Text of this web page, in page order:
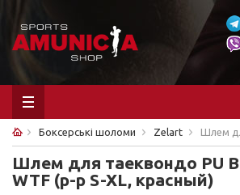
Боксерські шоломи Zelart Шлем
Шлем для таеквондо PU
WTF (р-р S-XL, красный)